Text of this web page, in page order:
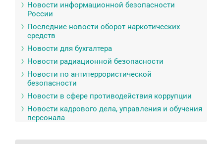
Новости информационной безопасности
России
Последние новости оборот наркотических
средств
Новости для бухгалтера
Новости радиационной безопасности
Новости по антитеррористической
безопасности
Новости в сфере противодействия коррупции
Новости кадрового дела, управления и обучения
персонала